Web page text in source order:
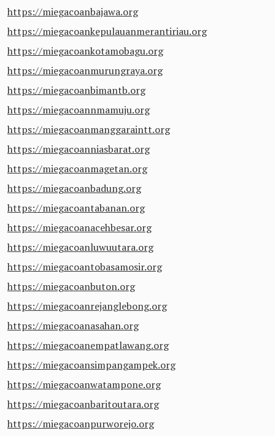
https://miegacoanbajawa.org
https://miegacoankepulauanmerantiriau.org
https://miegacoankotamobagu.org
https://miegacoanmurungraya.org
https://miegacoanbimantb.org
https://miegacoannmamuju.org
https://miegacoanmanggaraintt.org
https://miegacoanniasbarat.org
https://miegacoanmagetan.org
https://miegacoanbadung.org
https://miegacoantabanan.org
https://miegacoanacehbesar.org
https://miegacoanluwuutara.org
https://miegacoantobasamosir.org
https://miegacoanbuton.org
https://miegacoanrejanglebong.org
https://miegacoanasahan.org
https://miegacoanempatlawang.org
https://miegacoansimpangampek.org
https://miegacoanwatampone.org
https://miegacoanbaritoutara.org
https://miegacoanpurworejo.org